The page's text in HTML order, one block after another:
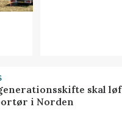
skal
i Norden